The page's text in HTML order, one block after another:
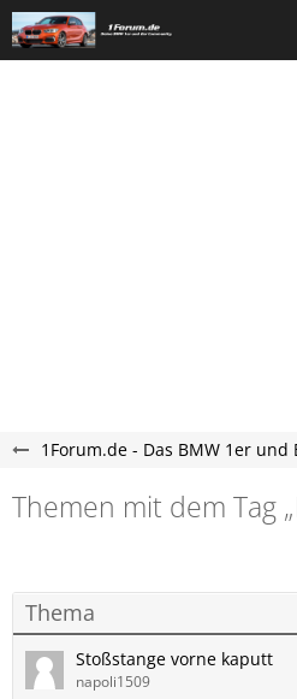
1Forum.de - Das BMW 1er und
Themen mit dem Tag
Thema
Stoßstange vorne kaputt
napoli1509